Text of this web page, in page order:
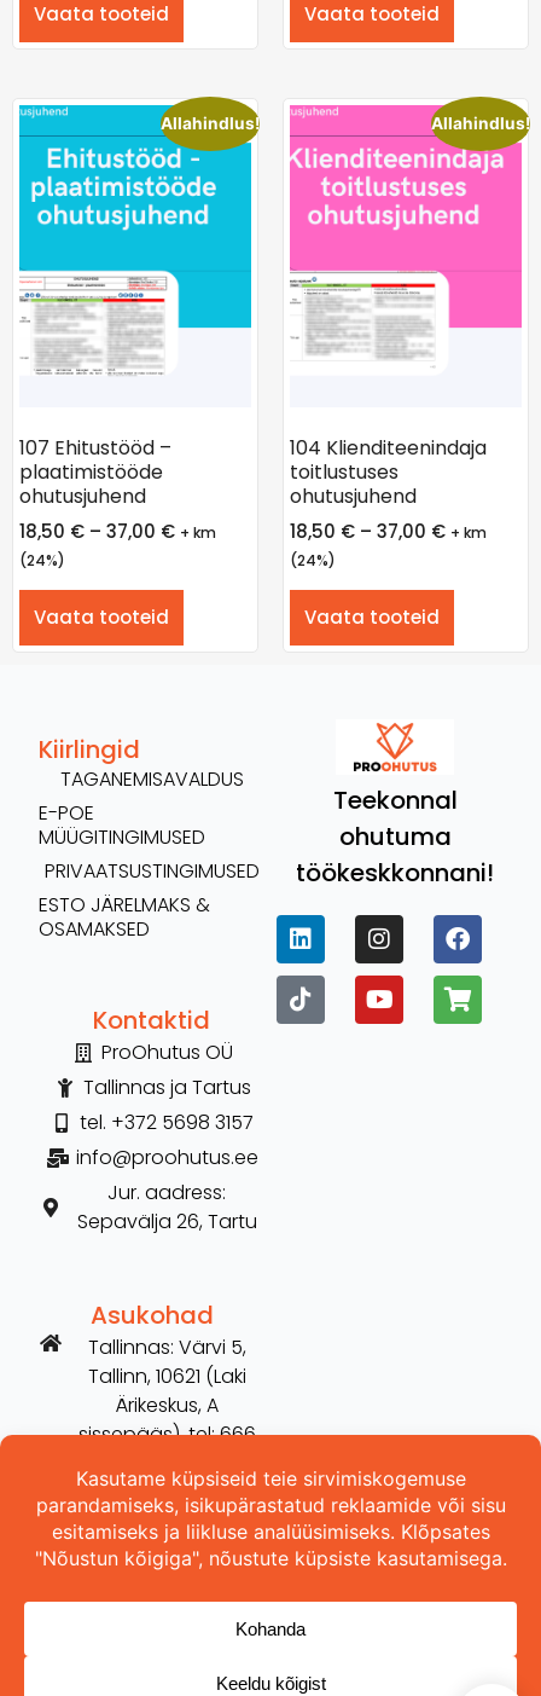
Vaata tooteid Vaata tooteid
Allahindlus!
107 Ehitustööd –
plaatimistööde
ohutusjuhend
18,50 € – 37,00 € + km
(24%)
Vaata tooteid
Allahindlus!
104 Klienditeenindaja
toitlustuses
ohutusjuhend
18,50 € – 37,00 € + km
(24%)
Vaata tooteid
Teekonnal
ohutuma
töökeskkonnani!
Kontaktid
ProOhutus OÜ
Tallinnas ja Tartus
tel. +372 5698 3157
info@proohutus.ee
Jur. aadress:
Sepavälja 26, Tartu
Kiirlingid
TAGANEMISAVALDUS
E-POE
MÜÜGITINGIMUSED
PRIVAATSUSTINGIMUSED
ESTO JÄRELMAKS &
OSAMAKSED
Asukohad
Tallinnas: Värvi 5,
Tallinn, 10621 (Laki
Ärikeskus, A
sissepääs), tel: 666
Tartus: Võru 254,
Tartu, 50115 (vana
Hilarise maja), tel: